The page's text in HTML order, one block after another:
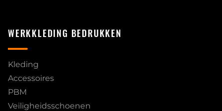
WERKKLEDING BEDRUKKEN
Kleding
Accessoires
PBM
Veiligheidsschoenen